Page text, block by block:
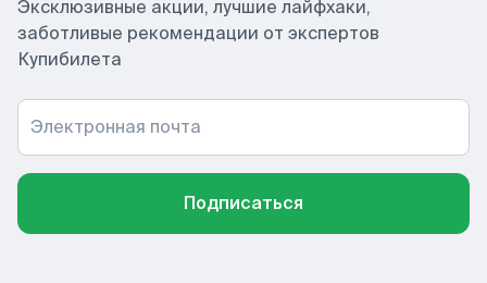
Эксклюзивные акции, лучшие лайфхаки,
заботливые рекомендации от экспертов
Купибилета
Электронная почта
Подписаться